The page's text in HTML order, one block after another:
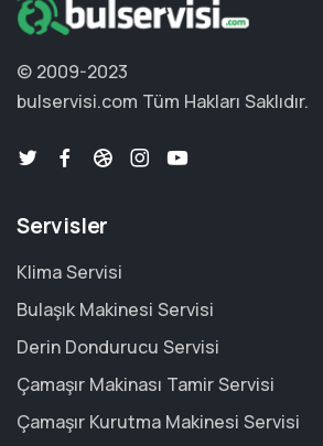
© 2009-2023
bulservisi.com Tüm Hakları Saklıdır.
Servisler
Klima Servisi
Bulaşık Makinesi Servisi
Derin Dondurucu Servisi
Çamaşır Makinası Tamir Servisi
Çamaşır Kurutma Makinesi Servisi